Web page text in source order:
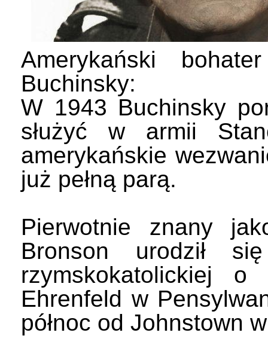
Amerykański
Buchinsky:
W 1943 Buchinsky
służyć w armii
amerykańskie
już pełną parą.
Pierwotnie znany
Bronson urodził
rzymskokatolickiej
Ehrenfeld w
północ od Johnstown